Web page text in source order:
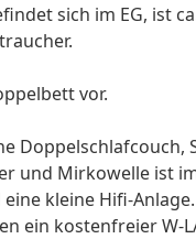
sich im EG, ist
vor.
Doppelschlafcouch,
und Mirkowelle ist
kleine Hifi-Anlage.
ein kostenfreier W-